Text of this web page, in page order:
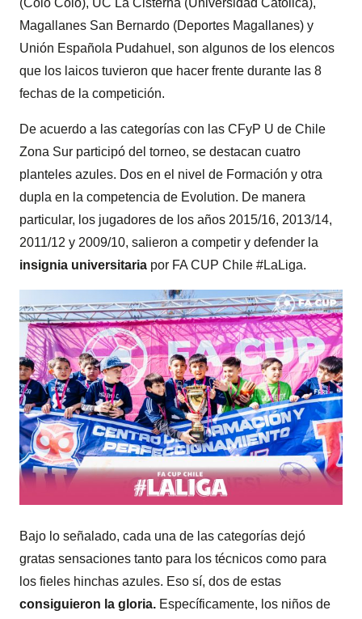
Magallanes San Bernardo (Deportes Magallanes) y
Unión Española Pudahuel, son algunos de los elencos
que los laicos tuvieron que hacer frente durante las 8
fechas de la competición.
De acuerdo a las categorías con las CFyP U de Chile
Zona Sur participó del torneo, se destacan cuatro
planteles azules. Dos en el nivel de Formación y otra
dupla en la competencia de Evolution. De manera
particular, los jugadores de los años 2015/16, 2013/14,
2011/12 y 2009/10, salieron a competir y defender la
insignia universitaria por FA CUP Chile #LaLiga.
Bajo lo señalado, cada una de las categorías dejó
gratas sensaciones tanto para los técnicos como para
los fieles hinchas azules. Eso sí, dos de estas
consiguieron la gloria. Específicamente, los niños de